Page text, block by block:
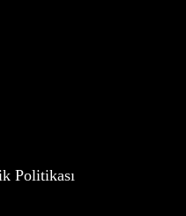
Politikası